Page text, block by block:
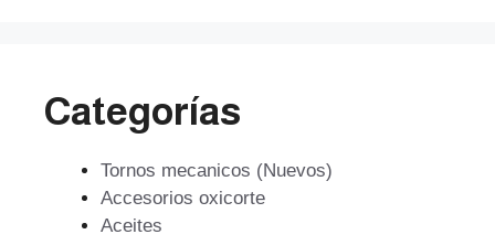
Categorías
Tornos mecanicos (Nuevos)
Accesorios oxicorte
Aceites